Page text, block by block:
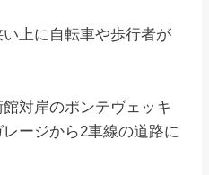
上に自転車や歩行者が
対岸のポンテヴェッキ
ージから2車線の道路に